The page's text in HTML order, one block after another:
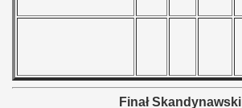
Finał Skandynawski